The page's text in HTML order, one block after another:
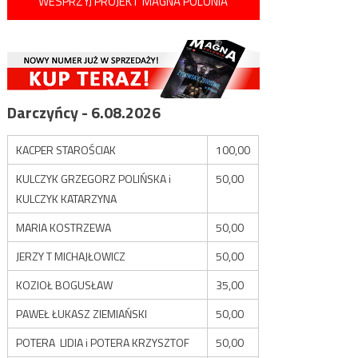
Darczyńcy - 6.08.2026
KACPER STAROŚCIAK
100,00
KULCZYK GRZEGORZ POLIŃSKA i
KULCZYK KATARZYNA
50,00
MARIA KOSTRZEWA
50,00
JERZY T MICHAJŁOWICZ
50,00
KOZIOŁ BOGUSŁAW
35,00
PAWEŁ ŁUKASZ ZIEMIAŃSKI
50,00
POTERA LIDIA i POTERA KRZYSZTOF
50,00